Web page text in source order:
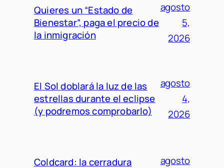
Quieres un “Estado de
Bienestar”, paga el precio de
la inmigración
agosto
5,
2026
El Sol doblará la luz de las
estrellas durante el eclipse
(y podremos comprobarlo)
agosto
4,
2026
Coldcard: la cerradura agosto